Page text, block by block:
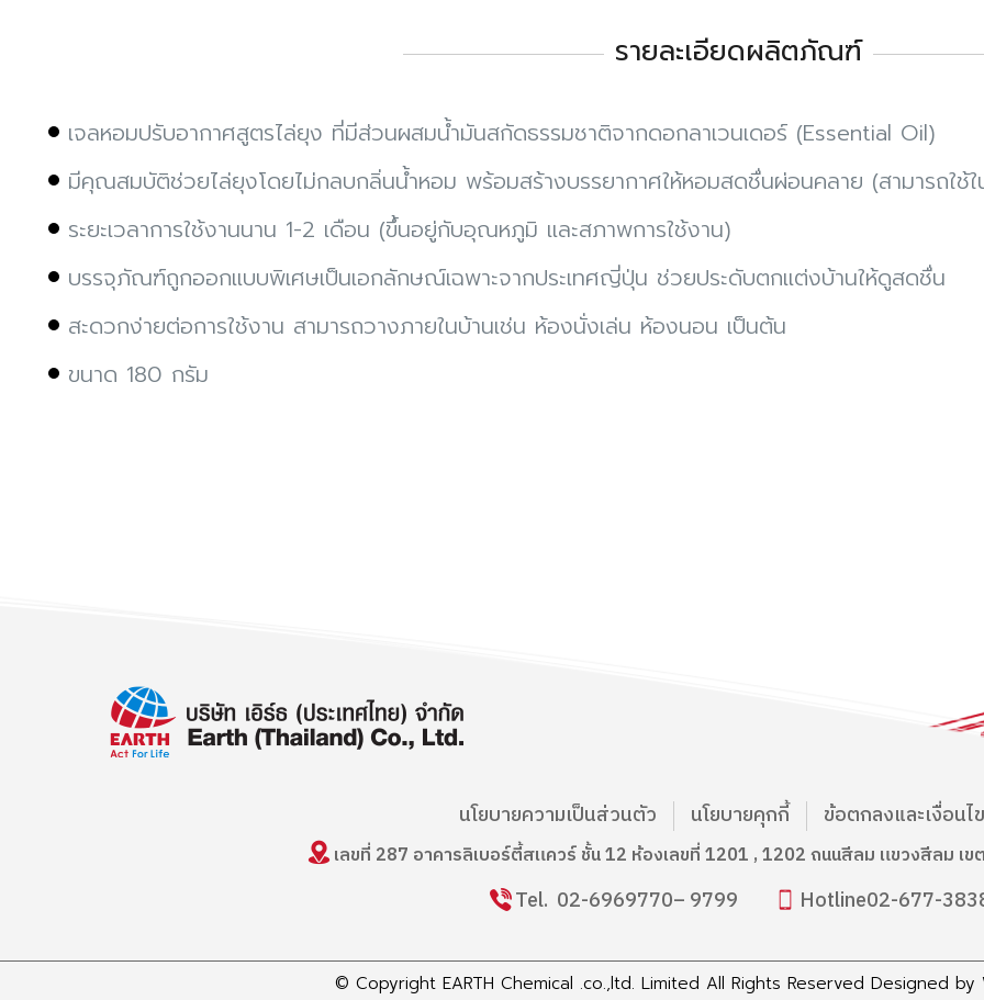
รายละเอียดผลิตภัณฑ์
เจลหอมปรับอากาศสูตรไล่ยุง ที่มีส่วนผสมน้ำมันสกัดธรรมชาติจากดอกลาเวนเดอร์ (Essential Oil)
มีคุณสมบัติช่วยไล่ยุงโดยไม่กลบกลิ่นน้ำหอม พร้อมสร้างบรรยากาศให้หอมสดชื่นผ่อนคลาย (สามารถใช้
ระยะเวลาการใช้งานนาน 1-2 เดือน (ขึ้นอยู่กับอุณหภูมิ และสภาพการใช้งาน)
บรรจุภัณฑ์ถูกออกแบบพิเศษเป็นเอกลักษณ์เฉพาะจากประเทศญี่ปุ่น ช่วยประดับตกแต่งบ้านให้ดูสดชื่น
สะดวกง่ายต่อการใช้งาน สามารถวางภายในบ้านเช่น ห้องนั่งเล่น ห้องนอน เป็นต้น
ขนาด 180 กรัม
นโยบายความเป็นส่วนตัว นโยบายคุกกี้ ข้อตกลงและเงื่อนไข
เลขที่ 287 อาคารลิเบอร์ตี้สแควร์ ชั้น 12 ห้องเลขที่ 1201 , 1202 ถนนสีลม แขวงสีลม เ
Tel. 02-6969770– 9799 Hotline02-677-
© Copyright EARTH Chemical .co.,ltd. Limited All Rights Reserved Designed by